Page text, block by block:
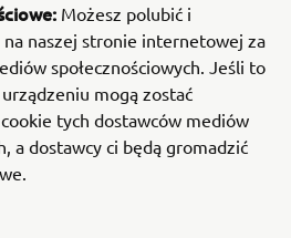
Możesz polubić i
naszej stronie internetowej za
społecznościowych. Jeśli to
mogą zostać
tych dostawców mediów
a dostawcy ci będą gromadzić